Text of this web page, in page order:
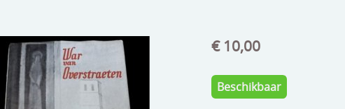
€ 10,00
Beschikbaar